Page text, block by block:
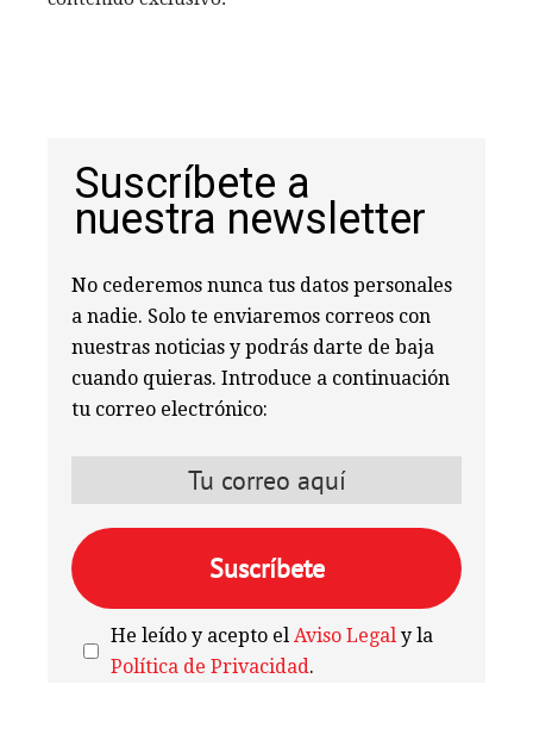
Suscríbete a
nuestra newsletter
No cederemos nunca tus datos personales
a nadie. Solo te enviaremos correos con
nuestras noticias y podrás darte de baja
cuando quieras. Introduce a continuación
tu correo electrónico:
He leído y acepto el Aviso Legal y la
Política de Privacidad.